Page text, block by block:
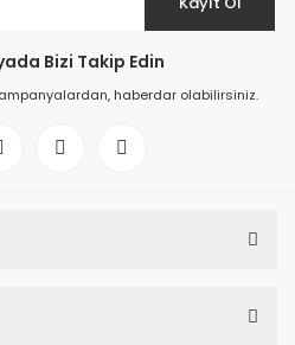
Bizi Takip Edin
haberdar olabilirsiniz.